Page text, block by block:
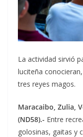
La actividad sirvió
luciteña
tres reyes magos.
Maracaibo, Zulia,
(ND58).- Entre
golosinas, gaitas y